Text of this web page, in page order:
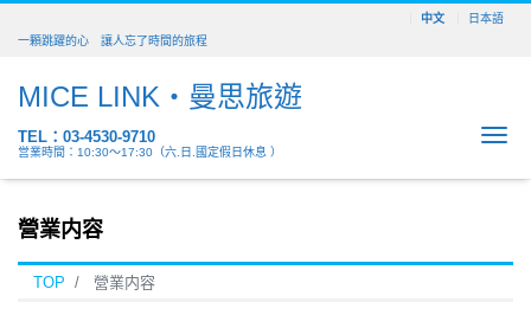
中文
日本語
一顆跳躍的心 讓人忘了時間的旅程
MICE LINK・曼思旅遊
TEL：03-4530-9710
営業時間：10:30～17:30（六.日.國定假日休息 ）
營業内容
TOP 營業内容